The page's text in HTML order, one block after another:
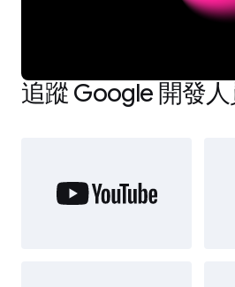
追蹤 Google 開發